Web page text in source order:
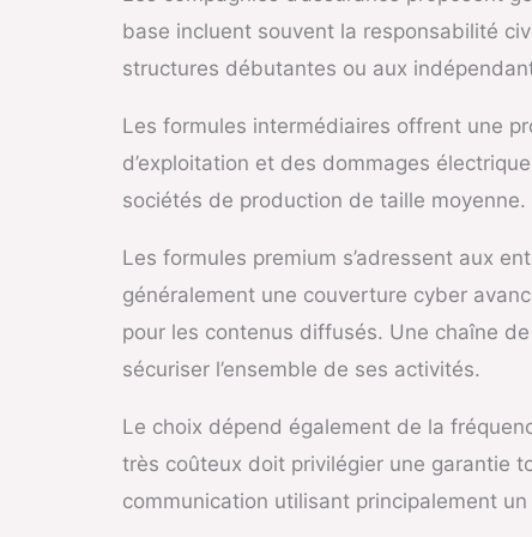
base incluent souvent la responsabilité
structures débutantes ou aux
Les formules intermédiaires offrent une
d’exploitation et des dommages
sociétés de production de taille moyenne.
Les formules premium s’adressent aux
généralement une couverture cyber
pour les contenus diffusés. Une chaîne
sécuriser l’ensemble de ses activités.
Le choix dépend également de la
très coûteux doit privilégier une garantie
communication utilisant principalement